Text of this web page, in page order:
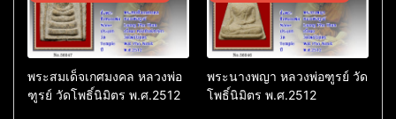
พระสมเด็จเกศมงคล หลวงพ่อ
ฑูรย์ วัดโพธิ์นิมิตร พ.ศ.2512
พระนางพญา หลวงพ่อฑูรย์ วัด
โพธิ์นิมิตร พ.ศ.2512